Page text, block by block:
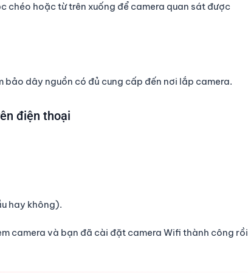
hoặc từ trên xuống để camera quan sát được
dây nguồn có đủ cung cấp đến nơi lắp camera.
điện thoại
hay không).
camera và bạn đã cài đặt camera Wifi thành công rồi